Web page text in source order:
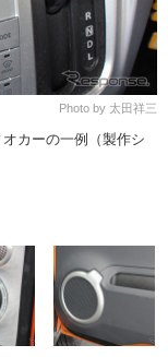
「旧車」関連プロジェ
クト
ショップ検索
コラム
Photo by 太田祥三
カーの一例（製作シ